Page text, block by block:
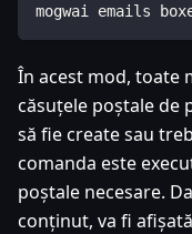
mogwai emails
În acest mod, toate
căsuțele poștale de
să fie create sau
comanda este
poștale necesare.
conținut, va fi